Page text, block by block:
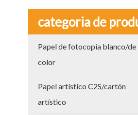
categoria de
Papel de fotocopia blanco/de
color
Papel artístico C2S/cartón
artístico